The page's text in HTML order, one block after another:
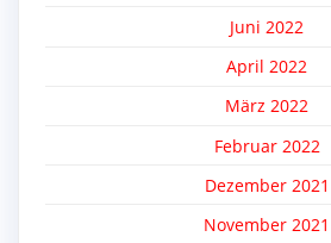
Juni 2022
April 2022
März 2022
Februar 2022
Dezember 2021
November 2021